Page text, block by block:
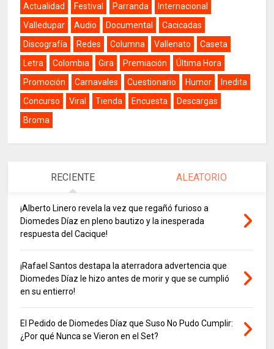
Actualidad
Festival Parranda
Internacional
Valledupar
Audio Documental
Cacicadas
Discografía
Redes Columna Vallenato
Caseta
Letra
Colombia Gira Premiación
Última Hora
Promoción
Carnavales Cuestionario Humor
Inedita
Concurso
Viral Tienda Encuesta
Descargas
Broma
RECIENTE ALEATORIO
¡Alberto Linero revela la vez que regañó furioso a
Diomedes Díaz en pleno bautizo y la inesperada
respuesta del Cacique!
¡Rafael Santos destapa la aterradora advertencia que
Diomedes Díaz le hizo antes de morir y que se cumplió
en su entierro!
El Pedido de Diomedes Díaz que Suso No Pudo Cumplir:
¿Por qué Nunca se Vieron en el Set?